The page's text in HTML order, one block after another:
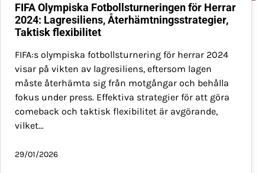
FIFA Olympiska Fotbollsturneringen för Herrar
2024: Lagresiliens, Återhämtningsstrategier,
Taktisk flexibilitet
FIFA:s olympiska fotbollsturnering för herrar 2024
visar på vikten av lagresiliens, eftersom lagen
måste återhämta sig från motgångar och behålla
fokus under press. Effektiva strategier för att göra
comeback och taktisk flexibilitet är avgörande,
vilket…
29/01/2026